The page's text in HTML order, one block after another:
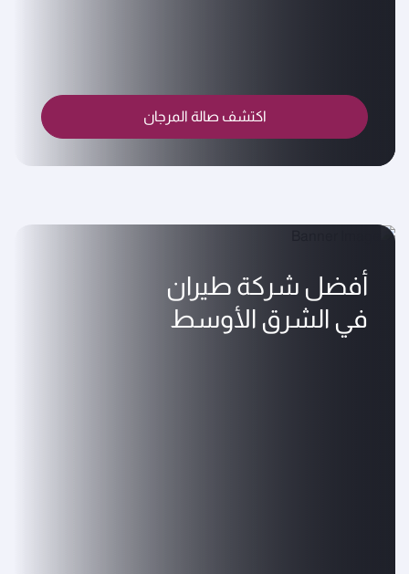
اكتشف صالة المرجان
أفضل شركة طيران
في الشرق الأوسط